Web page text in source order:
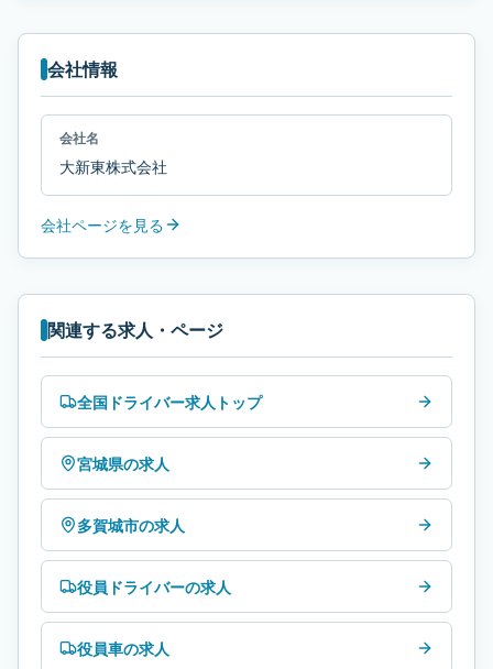
会社情報
会社名
大新東株式会社
会社ページを見る
関連する求人・ページ
全国ドライバー求人トップ
宮城県の求人
多賀城市の求人
役員ドライバーの求人
役員車の求人